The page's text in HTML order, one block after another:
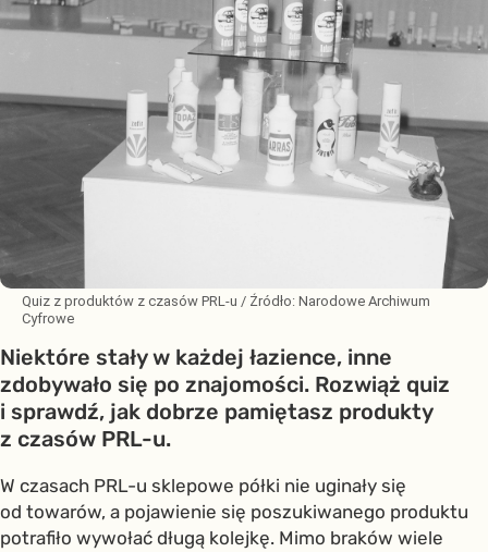
Quiz z produktów z czasów PRL-u / Źródło: Narodowe Archiwum
Cyfrowe
Niektóre stały w każdej łazience, inne
zdobywało się po znajomości. Rozwiąż quiz
i sprawdź, jak dobrze pamiętasz produkty
z czasów PRL-u.
W czasach PRL-u sklepowe półki nie uginały się
od towarów, a pojawienie się poszukiwanego produktu
potrafiło wywołać długą kolejkę. Mimo braków wiele